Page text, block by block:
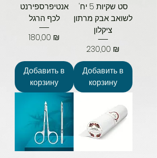
אנטיפרספירנט
לכף הרגל
Цена
180,00 ₪
Добавить в
корзину
סט שקיות 5 יח'
לשואב אבק מרתון
ציקלון
Цена
230,00 ₪
Добавить в
корзину